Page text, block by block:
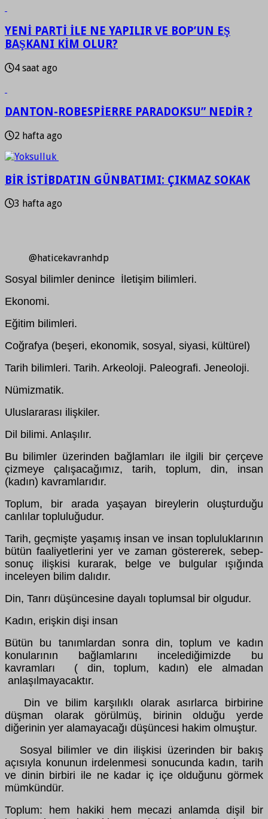
YENİ PARTİ İLE NE YAPILIR VE BOP’UN EŞ
BAŞKANI KİM OLUR?
4 saat ago
DANTON-ROBESPİERRE PARADOKSU” NEDİR ?
2 hafta ago
BİR İSTİBDATIN GÜNBATIMI: ÇIKMAZ SOKAK
3 hafta ago
@haticekavranhdp
Sosyal bilimler denince İletişim bilimleri.
Ekonomi.
Eğitim bilimleri.
Coğrafya (beşeri, ekonomik, sosyal, siyasi, kültürel)
Tarih bilimleri. Tarih. Arkeoloji. Paleografi. Jeneoloji.
Nümizmatik.
Uluslararası ilişkiler.
Dil bilimi. Anlaşılır.
Bu bilimler üzerinden bağlamları ile ilgili bir çerçeve
çizmeye çalışacağımız, tarih, toplum, din, insan
(kadın) kavramlarıdır.
Toplum, bir arada yaşayan bireylerin oluşturduğu
canlılar topluluğudur.
Tarih, geçmişte yaşamış insan ve insan topluluklarının
bütün faaliyetlerini yer ve zaman göstererek, sebep-
sonuç ilişkisi kurarak, belge ve bulgular ışığında
inceleyen bilim dalıdır.
Din, Tanrı düşüncesine dayalı toplumsal bir olgudur.
Kadın, erişkin dişi insan
Bütün bu tanımlardan sonra din, toplum ve kadın
konularının bağlamlarını incelediğimizde bu
kavramları ( din, toplum, kadın) ele almadan
anlaşılmayacaktır.
Din ve bilim karşılıklı olarak asırlarca birbirine
düşman olarak görülmüş, birinin olduğu yerde
diğerinin yer alamayacağı düşüncesi hakim olmuştur.
Sosyal bilimler ve din ilişkisi üzerinden bir bakış
açısıyla konunun irdelenmesi sonucunda kadın, tarih
ve dinin birbiri ile ne kadar iç içe olduğunu görmek
mümkündür.
Toplum: hem hakiki hem mecazi anlamda dişil bir